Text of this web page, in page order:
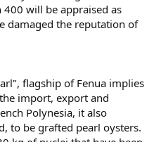
will be appraised as
damaged the reputation of
flagship of Fenua implies
import, export and
Polynesia, it also
to be grafted pearl oysters.